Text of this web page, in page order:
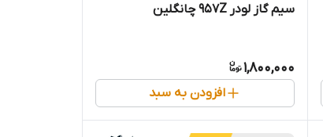
سیم گاز لودر 957Z چانگلین
1,800,000
افزودن به سبد